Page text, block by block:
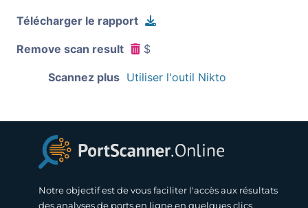
Télécharger le rapport
Remove scan result $
Scannez plus Utiliser l'outil Nikto
Notre objectif est de vous faciliter l'accès aux résultats
des analyses de ports en ligne en quelques clics